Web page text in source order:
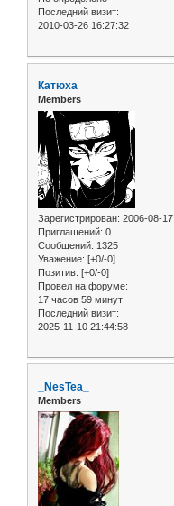
Последний визит:
2010-03-26 16:27:32
Катюха
Members
Зарегистрирован: 2006-08-17
Приглашений: 0
Сообщений: 1325
Уважение: [+0/-0]
Позитив: [+0/-0]
Провел на форуме:
17 часов 59 минут
Последний визит:
2025-11-10 21:44:58
_NesTea_
Members